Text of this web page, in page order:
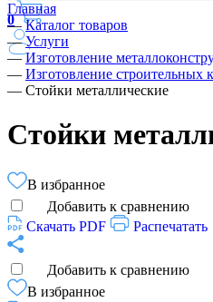
0
Главная
—Каталог товаров
—Услуги
—Изготовление
— Изготовление строительных
— Стойки металлические
Стойки
В избранное
Добавить к сравнению
Скачать PDF
Распечатать
Добавить к сравнению
В избранное